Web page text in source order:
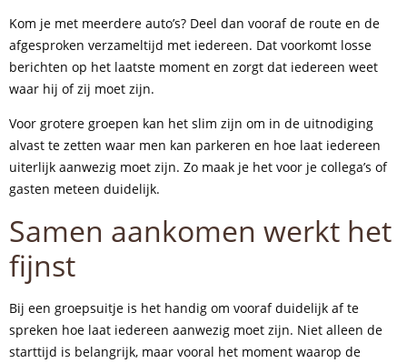
Kom je met meerdere auto’s? Deel dan vooraf de route en de
afgesproken verzameltijd met iedereen. Dat voorkomt losse
berichten op het laatste moment en zorgt dat iedereen weet
waar hij of zij moet zijn.
Voor grotere groepen kan het slim zijn om in de uitnodiging
alvast te zetten waar men kan parkeren en hoe laat iedereen
uiterlijk aanwezig moet zijn. Zo maak je het voor je collega’s of
gasten meteen duidelijk.
Samen aankomen werkt het
fijnst
Bij een groepsuitje is het handig om vooraf duidelijk af te
spreken hoe laat iedereen aanwezig moet zijn. Niet alleen de
starttijd is belangrijk, maar vooral het moment waarop de